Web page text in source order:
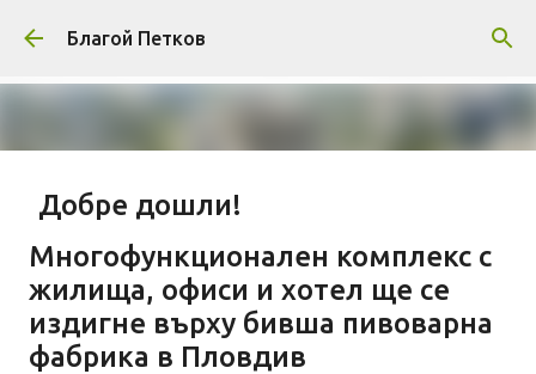
Пропускане към основното съдържание
Благой Петков
Добре дошли!
април 01, 2014
ПРЕДСТАВЯНЕ НА БЛОГА
0
Многофункционален комплекс с
жилища, офиси и хотел ще се
издигне върху бивша пивоварна
фабрика в Пловдив